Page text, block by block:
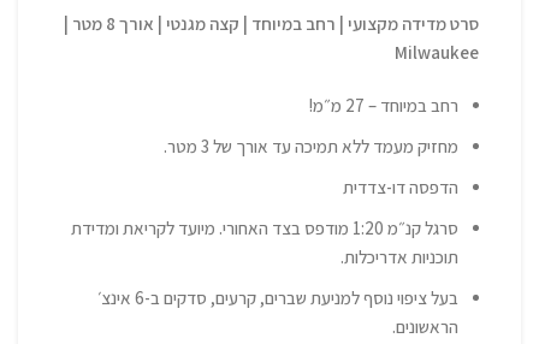
סרט מדידה מקצועי | רחב במיוחד | קצה מגנטי | אורך 8 מטר |
Milwaukee
רחב במיוחד – 27 מ״מ!
מחזיק מעמד ללא תמיכה עד אורך של 3 מטר.
הדפסה דו-צדדית
סרגל קנ״מ 1:20 מודפס בצד האחורי. מיועד לקריאת ומדידת
תוכניות אדריכלות.
בעל ציפוי נוסף למניעת שברים, קרעים, סדקים ב-6 אינצ׳
הראשונים.